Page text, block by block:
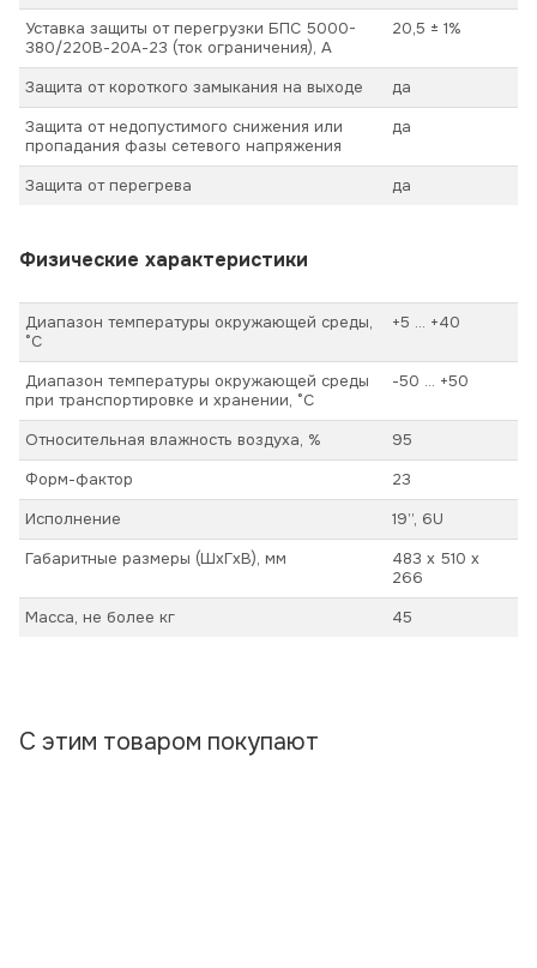
Уставка защиты от перегрузки БПС 5000-
380/220В-20А-23 (ток ограничения), А
20,5 ± 1%
Защита от короткого замыкания на выходе
да
Защита от недопустимого снижения или
пропадания фазы сетевого напряжения
да
Защита от перегрева да
Физические характеристики
Диапазон температуры окружающей среды,
°С
+5 ... +40
Диапазон температуры окружающей среды
при транспортировке и хранении, °С
-50 ... +50
Относительная влажность воздуха, %
95
Форм-фактор
23
Исполнение
19’’, 6U
Габаритные размеры (ШхГхВ), мм
483 х 510 х
266
Масса, не более кг
45
С этим товаром покупают